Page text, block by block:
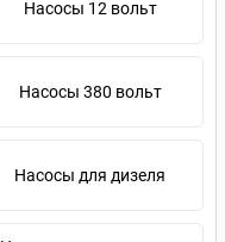
Насосы 12 вольт
Насосы 380 вольт
Насосы для дизеля